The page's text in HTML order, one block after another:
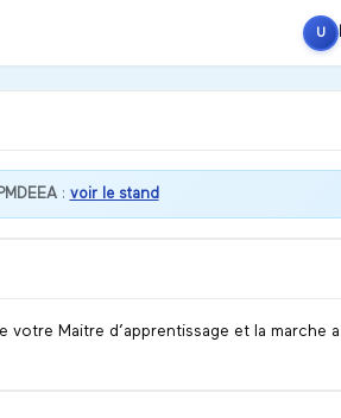
U
: voir le stand
Maitre d’apprentissage et la marche a